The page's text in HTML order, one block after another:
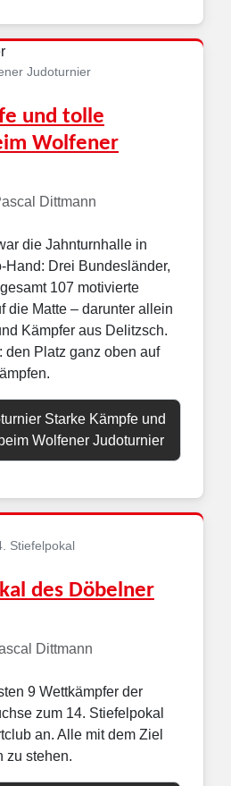
Judoturnier
und tolle
Wolfener
Dittmann
die Jahnturnhalle in
Hand: Drei Bundesländer,
107 motivierte
die Matte – darunter allein
Kämpfer aus Delitzsch.
den Platz ganz oben auf
Starke Kämpfe und
Wolfener Judoturnier
Stiefelpokal
des Döbelner
Dittmann
9 Wettkämpfer der
zum 14. Stiefelpokal
an. Alle mit dem Ziel
zu stehen.